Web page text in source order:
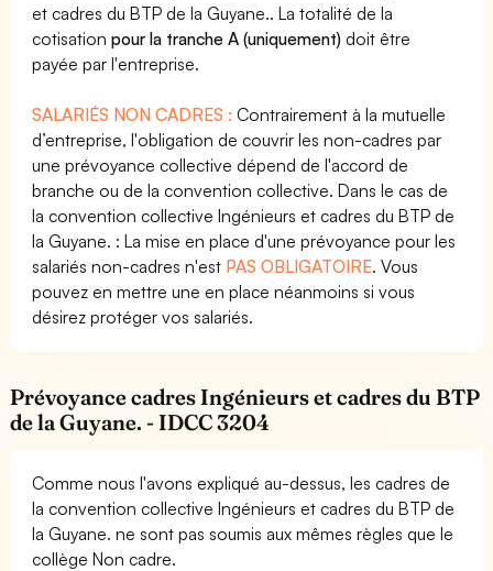
et cadres du BTP de la Guyane.. La totalité de la
cotisationpour la tranche A (uniquement) doit être
payée par l'entreprise.
SALARIÉS NON CADRES : Contrairement à la mutuelle
d’entreprise, l'obligation de couvrir les non-cadres par
une prévoyance collective dépend de l'accord de
branche ou de la convention collective. Dans le cas de
la convention collective Ingénieurs et cadres du BTP de
la Guyane. : La mise en place d'une prévoyance pour les
salariés non-cadres n'est PAS OBLIGATOIRE. Vous
pouvez en mettre une en place néanmoins si vous
désirez protéger vos salariés.
Prévoyance cadres Ingénieurs et cadres du BTP
de la Guyane. - IDCC 3204
Comme nous l'avons expliqué au-dessus, les cadres de
la convention collective Ingénieurs et cadres du BTP de
la Guyane. ne sont pas soumis aux mêmes règles que le
collège Non cadre.